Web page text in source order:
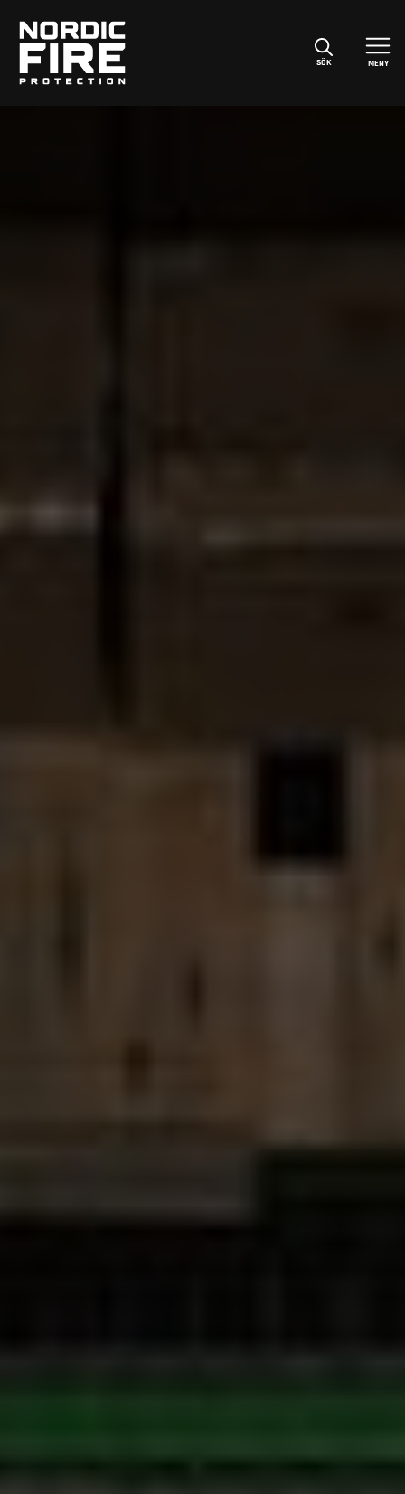
MENY
SÖK